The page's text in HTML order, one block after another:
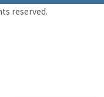
reserved.